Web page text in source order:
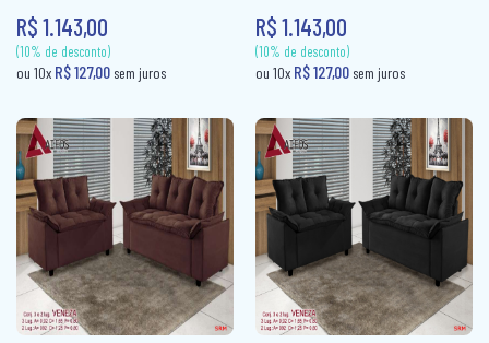
(10% de desconto)
ou 10x R$ 319,80sem
R$ 1.143,00 R$ 1.143,00